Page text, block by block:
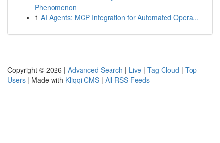
Phenomenon
1 AI Agents: MCP Integration for Automated Opera...
Copyright © 2026 | Advanced Search | Live | Tag Cloud | Top
Users | Made with Kliqqi CMS | All RSS Feeds